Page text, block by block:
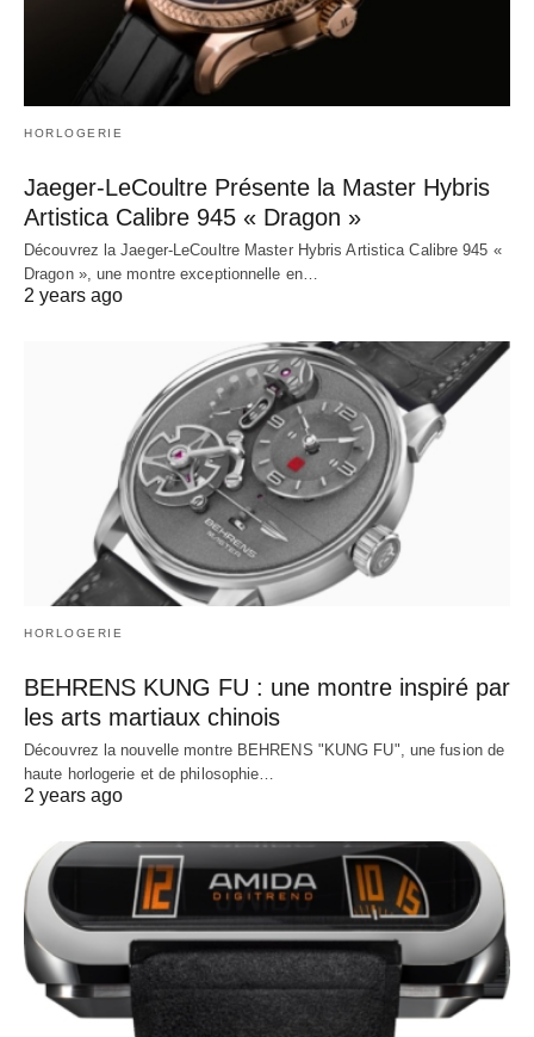
HORLOGERIE
Jaeger-LeCoultre Présente la Master Hybris
Artistica Calibre 945 « Dragon »
Découvrez la Jaeger-LeCoultre Master Hybris Artistica Calibre 945 «
Dragon », une montre exceptionnelle en…
2 years ago
HORLOGERIE
BEHRENS KUNG FU : une montre inspiré par
les arts martiaux chinois
Découvrez la nouvelle montre BEHRENS "KUNG FU", une fusion de
haute horlogerie et de philosophie…
2 years ago